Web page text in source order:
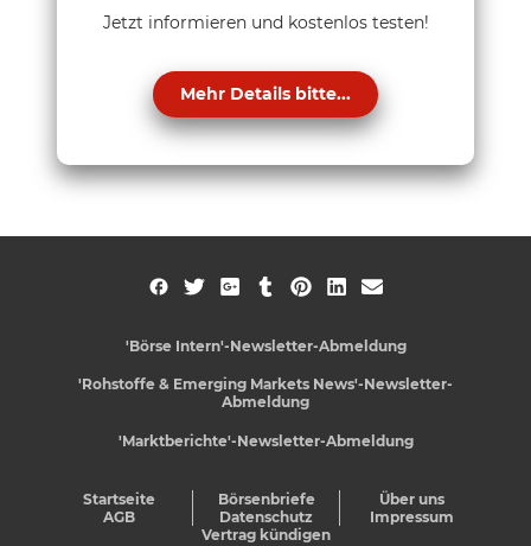
Jetzt informieren und kostenlos testen!
Mehr Details bitte...
'Börse Intern'-Newsletter-Abmeldung
'Rohstoffe & Emerging Markets News'-Newsletter-
Abmeldung
'Marktberichte'-Newsletter-Abmeldung
Startseite Börsenbriefe
Über uns
AGB
Datenschutz
Impressum
Vertrag kündigen